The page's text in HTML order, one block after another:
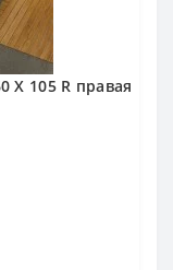
X 105 R правая